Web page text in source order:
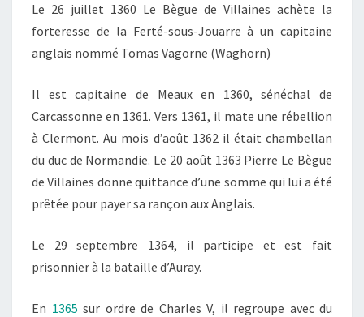
Le 26 juillet 1360 Le Bègue de Villaines achète la
forteresse de la Ferté-sous-Jouarre à un capitaine
anglais nommé Tomas Vagorne (Waghorn)
Il est capitaine de Meaux en 1360, sénéchal de
Carcassonne en 1361. Vers 1361, il mate une rébellion
à Clermont. Au mois d’août 1362 il était chambellan
du duc de Normandie. Le 20 août 1363 Pierre Le Bègue
de Villaines donne quittance d’une somme qui lui a été
prêtée pour payer sa rançon aux Anglais.
Le 29 septembre 1364, il participe et est fait
prisonnier à la bataille d’Auray.
En 1365 sur ordre de Charles V, il regroupe avec du